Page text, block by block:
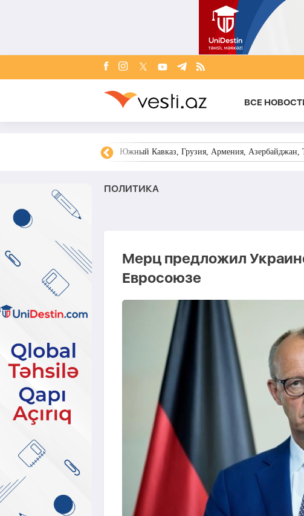
ВСЕ
Южный Кавказ, Грузия, Армения, Азербайджан,
ПОЛИТИКА
Мерц предложил
Евросоюзе